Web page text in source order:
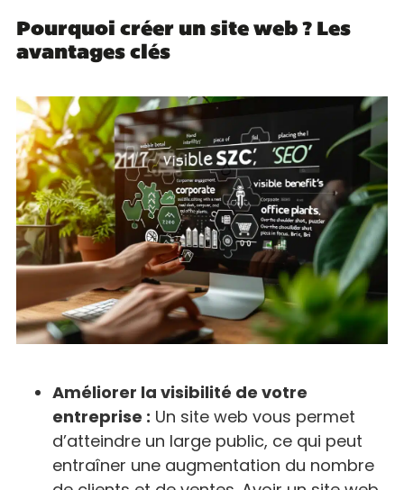
Pourquoi créer un site web ? Les
avantages clés
Améliorer la visibilité de votre
entreprise : Un site web vous permet
d’atteindre un large public, ce qui peut
entraîner une augmentation du nombre